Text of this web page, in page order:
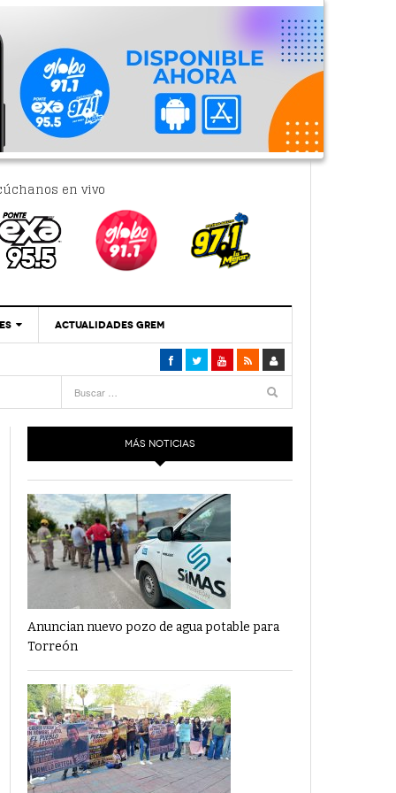
en vivo
‘Se Vale Soñar Con Una Contraloría Ciudadana’
Financiamiento’ Por PC29
‘La Laguna: Bomba De Tiempo Por Falta De
Planeación’ Por PC29- 17 mayo, 2021
‘Las Corrupciones, Sus Formas Y Efectos’ Por
PC29 - 7 mayo, 2021
ACTUALIDADES GREM
- MÁS NOTICIAS
Anuncian nuevo pozo de agua potable para
Torreón